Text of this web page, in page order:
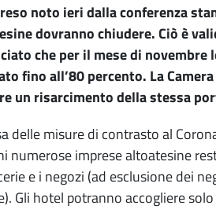
noto ieri dalla conferenza
dovranno chiudere. Ciò è
che per il mese di
fino all’80 percento. La
un risarcimento della stessa
delle misure di contrasto al
numerose imprese altoatesine
e i negozi (ad esclusione dei
Gli hotel potranno accogliere